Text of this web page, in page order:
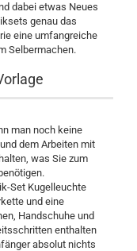
dabei etwas Neues
genau das
eine umfangreiche
Selbermachen.
man noch keine
dem Arbeiten mit
was Sie zum
Set Kugelleuchte
und eine
Handschuhe und
enthalten
absolut nichts